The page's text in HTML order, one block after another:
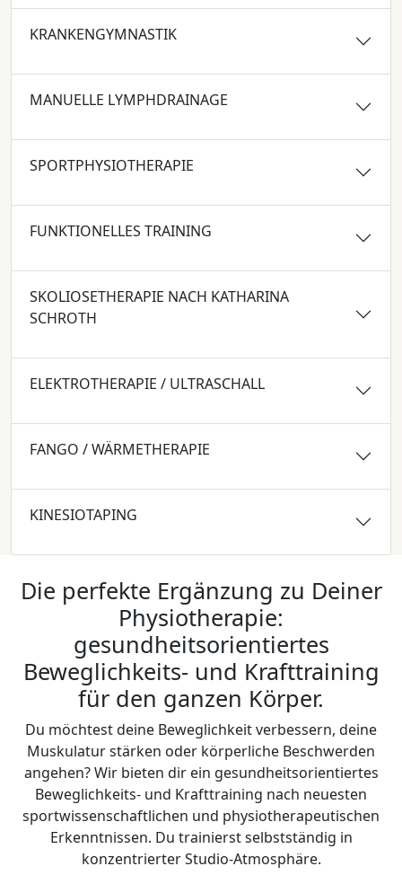
KRANKENGYMNASTIK
MANUELLE LYMPHDRAINAGE
SPORTPHYSIOTHERAPIE
FUNKTIONELLES TRAINING
SKOLIOSETHERAPIE NACH KATHARINA
SCHROTH
ELEKTROTHERAPIE / ULTRASCHALL
FANGO / WÄRMETHERAPIE
KINESIOTAPING
Die perfekte Ergänzung zu Deiner
Physiotherapie:
gesundheitsorientiertes
Beweglichkeits- und Krafttraining
für den ganzen Körper.
Du möchtest deine Beweglichkeit verbessern, deine
Muskulatur stärken oder körperliche Beschwerden
angehen? Wir bieten dir ein gesundheitsorientiertes
Beweglichkeits- und Krafttraining nach neuesten
sportwissenschaftlichen und physiotherapeutischen
Erkenntnissen. Du trainierst selbstständig in
konzentrierter Studio-Atmosphäre.